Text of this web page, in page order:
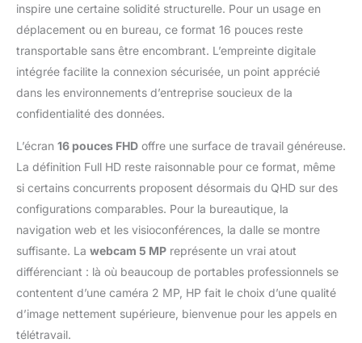
de nouvelle génération
(16 TOPS) pour
l’optimisation vidéo, la
réduction du bruit et le
cadrage intelligent. Les
graphiques AMD
visuelles supérieures
pour la création et la
bureautique avancée.
supérieur: Écran 16.0"
WUXGA (1920×1200)
anti-reflet avec dalle
UWVA, luminosité 300
nits et couleurs
précises pour une
expérience idéale en
inspire une certaine solidité structurelle. Pour un usage en
déplacement ou en bureau, ce format 16 pouces reste
transportable sans être encombrant. L’empreinte digitale
intégrée facilite la connexion sécurisée, un point apprécié
dans les environnements d’entreprise soucieux de la
confidentialité des données.
L’écran 16 pouces FHD offre une surface de travail généreuse.
La définition Full HD reste raisonnable pour ce format, même
si certains concurrents proposent désormais du QHD sur des
configurations comparables. Pour la bureautique, la
navigation web et les visioconférences, la dalle se montre
suffisante. La webcam 5 MP représente un vrai atout
différenciant : là où beaucoup de portables professionnels se
contentent d’une caméra 2 MP, HP fait le choix d’une qualité
d’image nettement supérieure, bienvenue pour les appels en
télétravail.